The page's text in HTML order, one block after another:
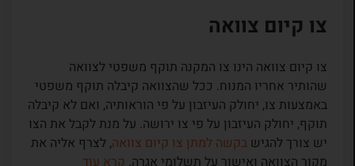
צו קיום צוואה
צו קיום צוואה הינו צו המקנה תוקף משפטי לצוואה
שהותיר אחריו המנוח. ככל שהצוואה קיבלה תוקף משפטי
באמצעות צו, יחולק העיזבון על פי הוראותיה, ואם לא קיבלה
תוקף, יחולק העיזבון על פי צו ירושה. על מנת לקבל את הצו
יש צורך להגיש בקשה למתן צו קיום צוואה, לצרף אליה את
מקור הצוואה ואישור על תשלומי אגרה. קרא עוד